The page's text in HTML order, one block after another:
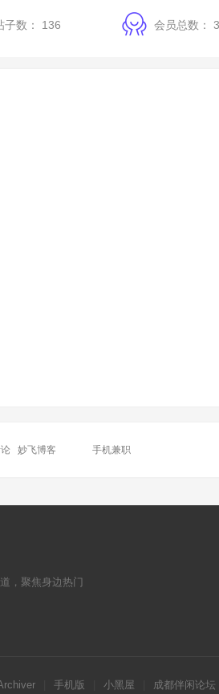
子数： 136 会员总数：
妙飞博客 手机兼职
，聚焦身边热门
手机版 小黑屋 成都伴闲论坛